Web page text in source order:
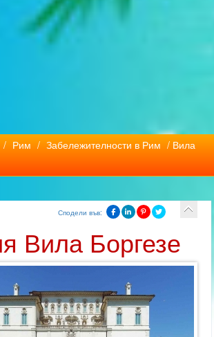
/ Рим / Забележителности в Рим / Вила
Сподели във:
Вила Боргезе